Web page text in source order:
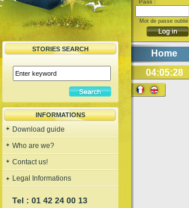
STORIES SEARCH
INFORMATIONS
Download guide
Who are we?
Contact us!
Legal Informations
Tel : 01 42 24 00 13
Pass :
Mot de passe oublié
Home
04:05:28